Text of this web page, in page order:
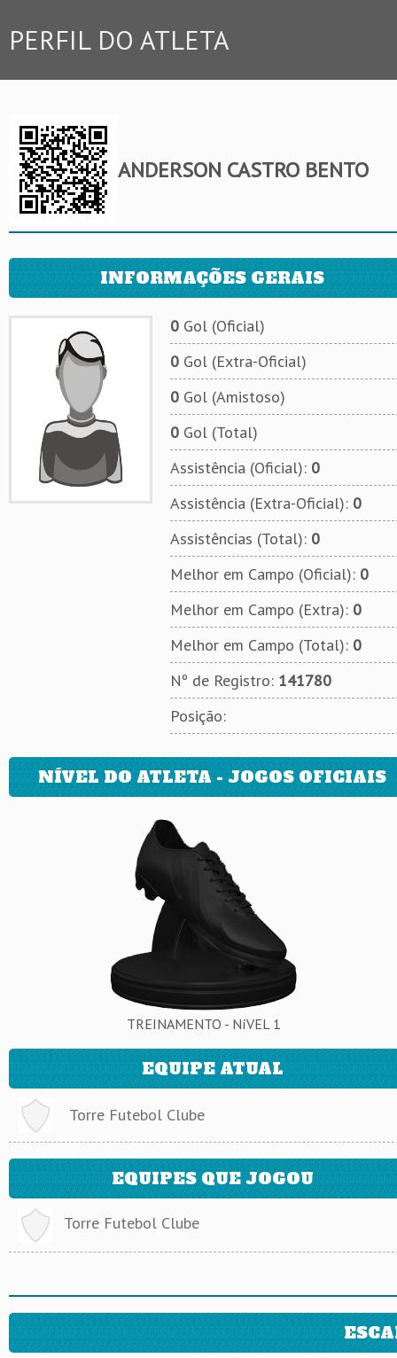
PERFIL DO ATLETA
ANDERSON CASTRO BENTO
INFORMAÇÕES GERAIS
0Gol (Oficial)
0Gol (Extra-Oficial)
0Gol (Amistoso)
0Gol (Total)
Assistência (Oficial): 0
Assistência (Extra-Oficial): 0
Assistências (Total): 0
Melhor em Campo (Oficial): 0
Melhor em Campo (Extra): 0
Melhor em Campo (Total): 0
Nº de Registro: 141780
Posição:
NÍVEL DO ATLETA - JOGOS OFICIAIS
TREINAMENTO - NíVEL 1
EQUIPE ATUAL
Torre Futebol Clube
EQUIPES QUE JOGOU
Torre Futebol Clube